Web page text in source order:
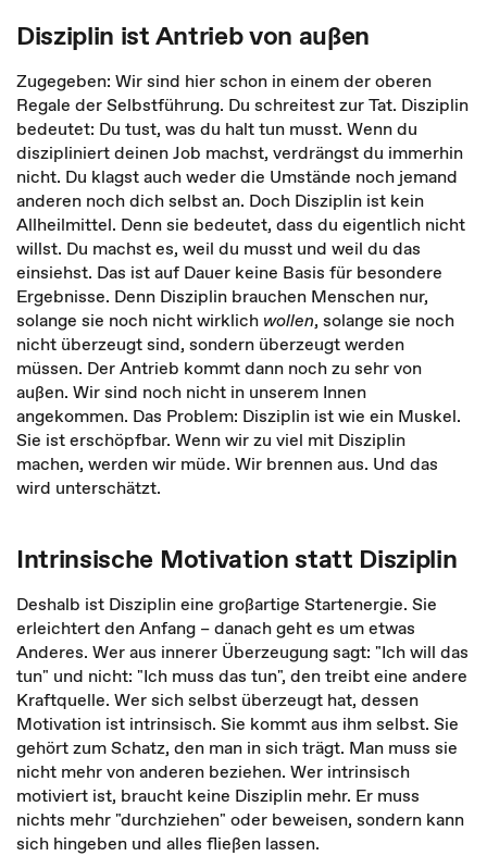
Disziplin ist Antrieb von außen
Zugegeben: Wir sind hier schon in einem der oberen
Regale der Selbstführung. Du schreitest zur Tat. Disziplin
bedeutet: Du tust, was du halt tun musst. Wenn du
diszipliniert deinen Job machst, verdrängst du immerhin
nicht. Du klagst auch weder die Umstände noch jemand
anderen noch dich selbst an. Doch Disziplin ist kein
Allheilmittel. Denn sie bedeutet, dass du eigentlich nicht
willst. Du machst es, weil du musst und weil du das
einsiehst. Das ist auf Dauer keine Basis für besondere
Ergebnisse. Denn Disziplin brauchen Menschen nur,
solange sie noch nicht wirklich wollen, solange sie noch
nicht überzeugt sind, sondern überzeugt werden
müssen. Der Antrieb kommt dann noch zu sehr von
außen. Wir sind noch nicht in unserem Innen
angekommen. Das Problem: Disziplin ist wie ein Muskel.
Sie ist erschöpfbar. Wenn wir zu viel mit Disziplin
machen, werden wir müde. Wir brennen aus. Und das
wird unterschätzt.
Intrinsische Motivation statt Disziplin
Deshalb ist Disziplin eine großartige Startenergie. Sie
erleichtert den Anfang – danach geht es um etwas
Anderes. Wer aus innerer Überzeugung sagt: "Ich will das
tun" und nicht: "Ich muss das tun", den treibt eine andere
Kraftquelle. Wer sich selbst überzeugt hat, dessen
Motivation ist intrinsisch. Sie kommt aus ihm selbst. Sie
gehört zum Schatz, den man in sich trägt. Man muss sie
nicht mehr von anderen beziehen. Wer intrinsisch
motiviert ist, braucht keine Disziplin mehr. Er muss
nichts mehr "durchziehen" oder beweisen, sondern kann
sich hingeben und alles fließen lassen.